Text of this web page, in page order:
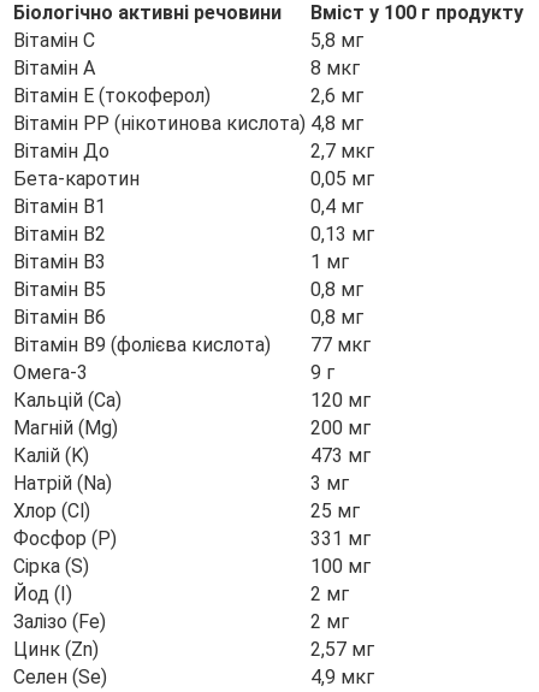
Біологічно активні речовини
Вміст у 100 г продукту
Вітамін С
5,8 мг
Вітамін А
8 мкг
Вітамін E (токоферол)
2,6 мг
Вітамін PP (нікотинова кислота) 4,8 мг
Вітамін До
2,7 мкг
Бета-каротин
0,05 мг
Вітамін B1
0,4 мг
Вітамін B2
0,13 мг
Вітамін B3
1 мг
Вітамін B5
0,8 мг
Вітамін B6
0,8 мг
Вітамін B9 (фолієва кислота)
77 мкг
Омега-3
9 г
Кальцій (Ca)
120 мг
Магній (Mg)
200 мг
Калій (K)
473 мг
Натрій (Na)
3 мг
Хлор (Cl)
25 мг
Фосфор (P)
331 мг
Сірка (S)
100 мг
Йод (I)
2 мг
Залізо (Fe)
2 мг
Цинк (Zn)
2,57 мг
Селен (Se)
4,9 мкг